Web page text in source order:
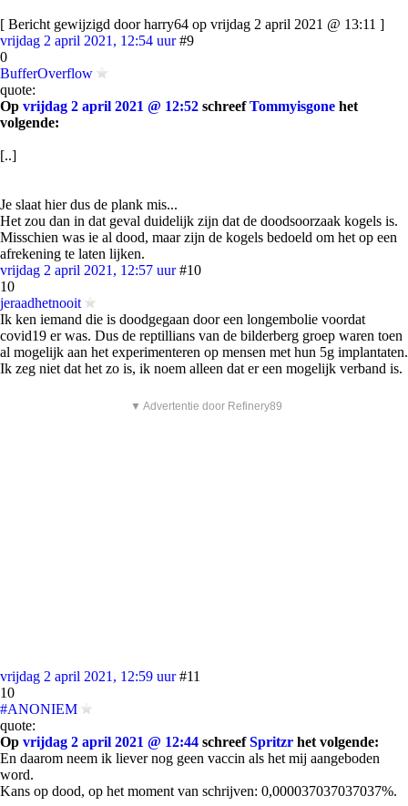
[ Bericht gewijzigd door harry64 op vrijdag 2 april 2021 @ 13:11 ]
vrijdag 2 april 2021, 12:54 uur #9
0
BufferOverflow
quote:
Op vrijdag 2 april 2021 @ 12:52 schreefTommyisgone het
volgende:
[..]
Je slaat hier dus de plank mis...
Het zou dan in dat geval duidelijk zijn dat de doodsoorzaak kogels is.
Misschien was ie al dood, maar zijn de kogels bedoeld om het op een
afrekening te laten lijken.
vrijdag 2 april 2021, 12:57 uur #10
10
jeraadhetnooit
Ik ken iemand die is doodgegaan door een longembolie voordat
covid19 er was. Dus de reptillians van de bilderberg groep waren toen
al mogelijk aan het experimenteren op mensen met hun 5g implantaten.
Ik zeg niet dat het zo is, ik noem alleen dat er een mogelijk verband is.
▼ Advertentie door Refinery89
vrijdag 2 april 2021, 12:59 uur #11
10
#ANONIEM
quote:
Op vrijdag 2 april 2021 @ 12:44 schreefSpritzr het volgende:
En daarom neem ik liever nog geen vaccin als het mij aangeboden
word.
Kans op dood, op het moment van schrijven: 0,000037037037037%.